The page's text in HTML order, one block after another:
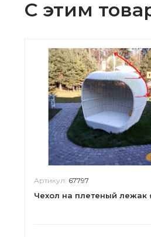
С этим
Артикул: 67797
Чехол на плетеный лежак